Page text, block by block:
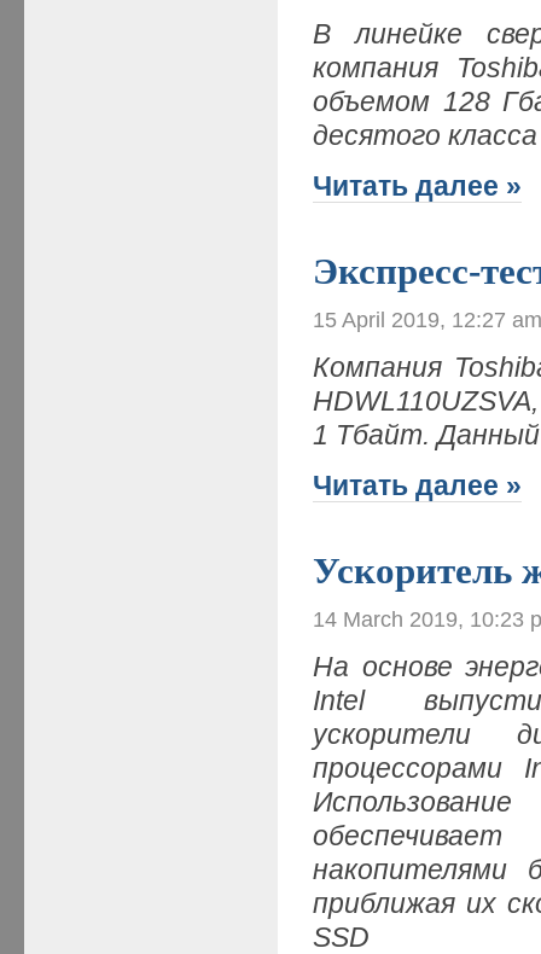
В линейке
компания
объемом 128
десятого класса
Читать далее »
Экспресс-
15 April 2019, 12:27
Компания
1 Тбайт.
Читать далее »
Ускоритель
14 March 2019, 10:23
На основе
Intel
ускорители
процессорами
накопителями
приближая их
SSD